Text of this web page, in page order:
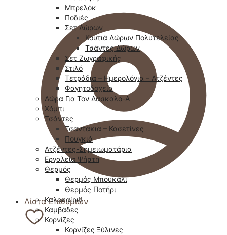
Λίστα Επιθυμιών
Μπρελόκ
Ποδιές
Σετ Δώρων
Κουτιά Δώρων Πολυτελείας
Τσάντες Δώρων
Σετ Ζωγραφικής
Στιλό
Τετράδια – Ημερολόγια – Ατζέντες
Φαγητοδοχεία
Δώρα Για Τον Δάσκαλο-Α
Χόμπι
Τσάντες
Τσαντάκια – Κασετίνες
Πουγκιά
Ατζέντες-Σημειωματάρια
Εργαλεία Ψήστη
Θερμός
Θερμός Μπουκάλι
Θερμός Ποτήρι
Καλοκαίρι!!
Καμβάδες
Κορνίζες
Κορνίζες Ξύλινες